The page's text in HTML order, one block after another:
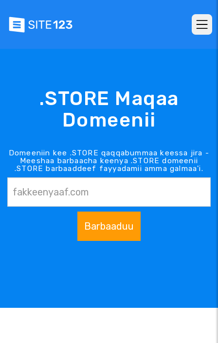
.STORE Maqaa
Domeenii
Domeeniin kee .STORE qaqqabummaa keessa jira -
Meeshaa barbaacha keenya .STORE domeenii
.STORE barbaaddeef fayyadamii amma galmaa'i.
Barbaaduu